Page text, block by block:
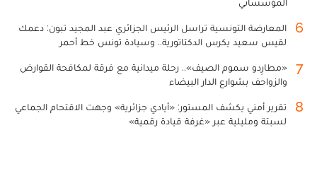
6
المعارضة التونسية تراسل الرئيس الجزائري عبد المجيد تبون: دعمك
لقيس سعيد يكرس الدكتاتورية.. وسيادة تونس خط أحمر
7
«مطارِدو سموم الصيف».. رحلة ميدانية مع فرقة لمكافحة القوارض
والزواحف بشوارع الدار البيضاء
8
تقرير أمني يكشف المستور: «أيادي جزائرية» وجهت الاقتحام الجماعي
لسبتة ومليلية عبر «غرفة قيادة رقمية»